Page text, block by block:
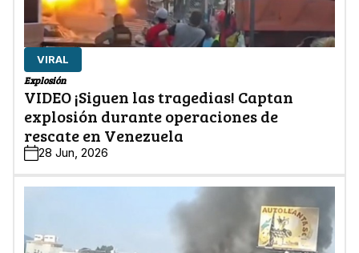
VIRAL
Explosión
VIDEO ¡Siguen las tragedias! Captan
explosión durante operaciones de
rescate en Venezuela
28 Jun, 2026